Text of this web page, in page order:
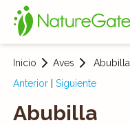
Inicio Aves
Abubilla
Anterior
Siguiente
Abubilla